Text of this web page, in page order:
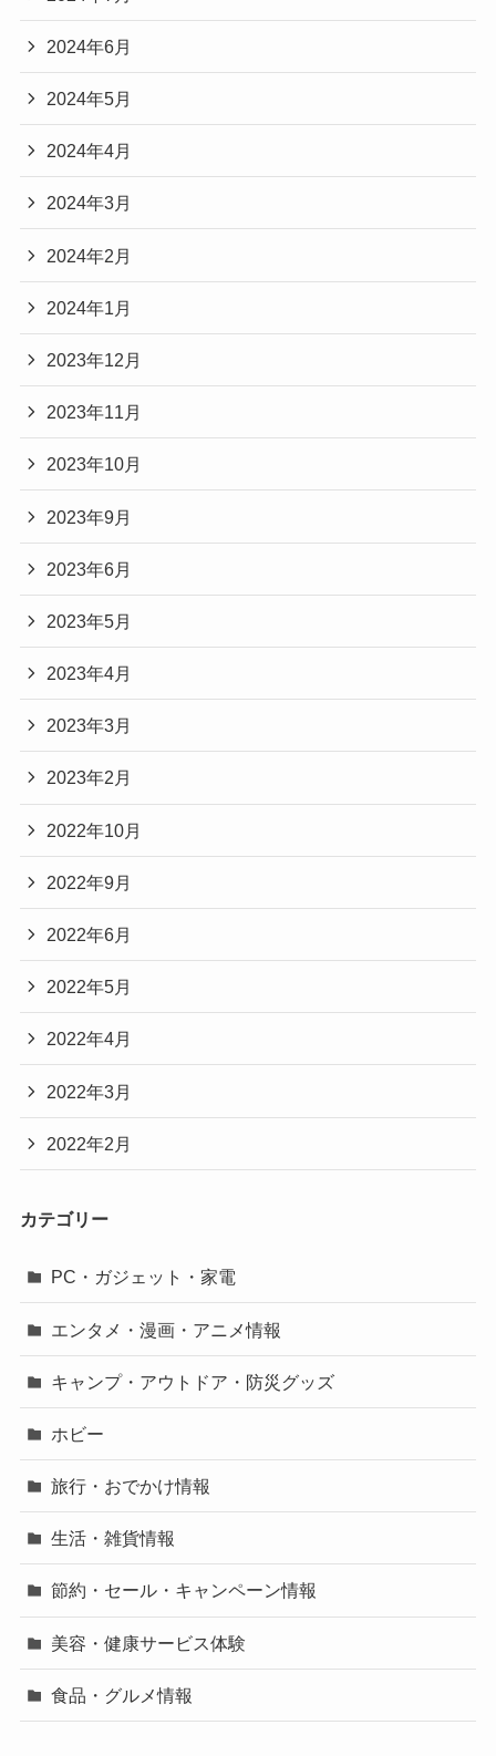
2024年6月
2024年5月
2024年4月
2024年3月
2024年2月
2024年1月
2023年12月
2023年11月
2023年10月
2023年9月
2023年6月
2023年5月
2023年4月
2023年3月
2023年2月
2022年10月
2022年9月
2022年6月
2022年5月
2022年4月
2022年3月
2022年2月
カテゴリー
PC・ガジェット・家電
エンタメ・漫画・アニメ情報
キャンプ・アウトドア・防災グッズ
ホビー
旅行・おでかけ情報
生活・雑貨情報
節約・セール・キャンペーン情報
美容・健康サービス体験
食品・グルメ情報